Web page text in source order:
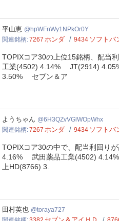
hpWFnWy1NPkOr0Y
平山恵 hpWFnWy1NPkOr0Y
関連銘柄 7267 ホンダ 9434 ソフトバ
TOPIXコア30の上位15銘柄、配
工業(4502) 4.14% JT(2914)
3.50% セブン＆ア
6H3QZvVGlWOpWhx
ようちゃん 6H3QZvVGlWOpWhx
関連銘柄 7267 ホンダ 9434 ソフトバ
TOPIXコア30の中で、配当利回
4.16% 武田薬品工業(4502)
上HD(8766) 3.
toraya727
田村英也 toraya727